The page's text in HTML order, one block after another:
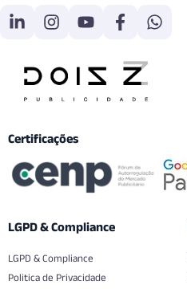
Certificações
LGPD & Compliance
LGPD & Compliance
Politica de Privacidade